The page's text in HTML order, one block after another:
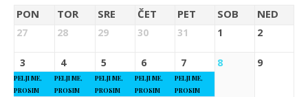
PON TOR SRE ČET PET SOB NED
27 28 29 30 31 1 2
3
PELJI ME,
PROSIM
4
PELJI ME,
PROSIM
5
PELJI ME,
PROSIM
6
PELJI ME,
PROSIM
7
PELJI ME,
PROSIM
8 9